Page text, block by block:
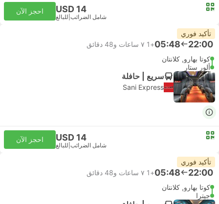
USD 14
شامل الضرائب للبالغ
احجز الآن
تأكيد فوري
22:00
05:48
+1
٧ ساعات و‫48 دقائق
كوتا بهارو, كلانتان
ألور ستار
سريع | حافلة
Sani Express
USD 14
شامل الضرائب للبالغ
احجز الآن
تأكيد فوري
22:00
05:48
+1
٧ ساعات و‫48 دقائق
كوتا بهارو, كلانتان
جيترا